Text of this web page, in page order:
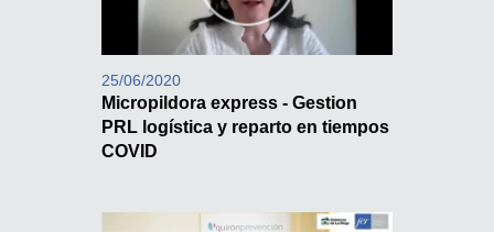
25/06/2020
Micropildora express - Gestion
PRL logística y reparto en tiempos
COVID